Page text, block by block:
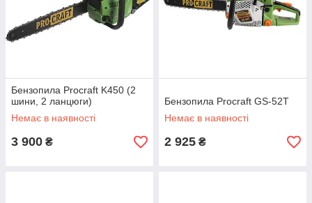
Бензопила Procraft K450 (2
шини, 2 ланцюги)
Немає в наявності
3 900 ₴
Бензопила Procraft GS-52T
Немає в наявності
2 925 ₴